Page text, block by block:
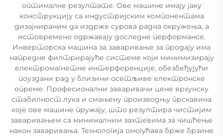
оптималне резултате. Ове машине имају јаку
конструкцију са индустријским компонентама
дизајнираним да издрже сурова радна окружења, а
истовремено одржавају доследне перформансе.
Инверторска машина за заваривање за продају има
напредне филтрирајуће системе који минимизирају
електромагнетне интерференције, обезбеђујући
поуздани рад у близини осетљиве електронске
опреме. Професионални заваривачи цене врхунску
стабилност лука и смањену производњу прскавина
које ове машине пружају, што резултира чистијим
заваривањем са минималним захтевима за чишћење
након заваривања. Технологија омогућава брже брзине